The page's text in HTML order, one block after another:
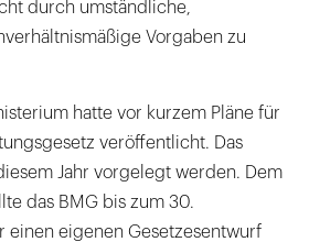
durch umständliche,
Vorgaben zu
hatte vor kurzem Pläne für
veröffentlicht. Das
Jahr vorgelegt werden. Dem
das BMG bis zum 30.
einen eigenen Gesetzesentwurf